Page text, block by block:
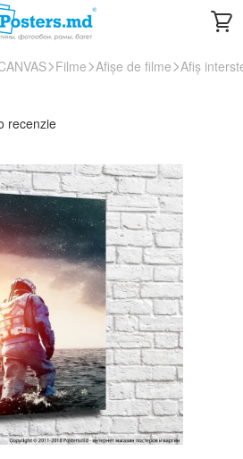
Filme Afișe de filme Afiș
recenzie